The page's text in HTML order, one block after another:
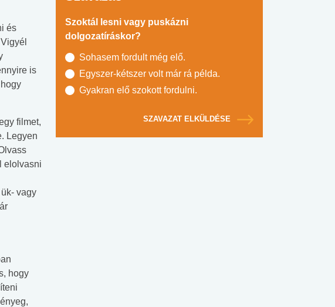
és
is
filmet,
Legyen
elolvasni
vagy
hogy
Szoktál lesni vagy puskázni
dolgozatíráskor?
Sohasem fordult még elő.
Egyszer-kétszer volt már rá példa.
Gyakran elő szokott fordulni.
SZAVAZAT ELKÜLDÉSE